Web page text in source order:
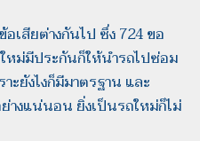
เสียต่างกันไป ซึ่ง 724 ขอ
หม่มีประกันก็ให้นำรถไปซ่อม
ะยังไงก็มีมาตรฐาน และ
างแน่นอน ยิ่งเป็นรถใหม่ก็ไม่